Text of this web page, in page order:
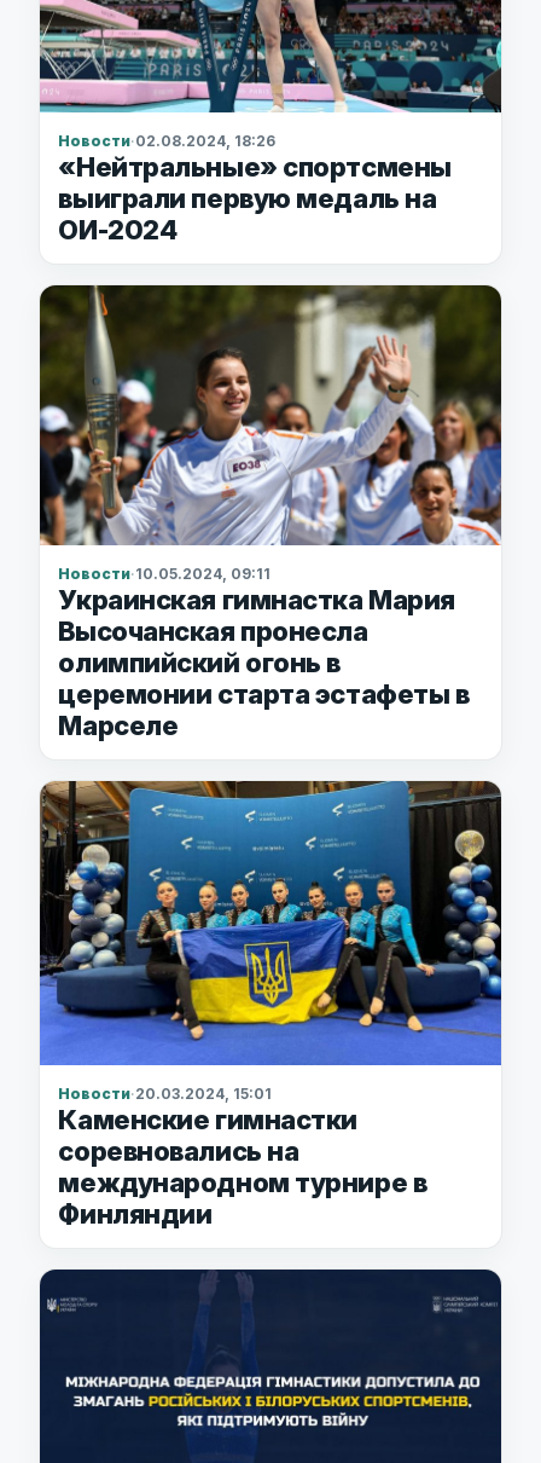
Новости·02.08.2024, 18:26
«Нейтральные» спортсмены
выиграли первую медаль на
ОИ-2024
Новости·10.05.2024, 09:11
Украинская гимнастка Мария
Высочанская пронесла
олимпийский огонь в
церемонии старта эстафеты в
Марселе
Новости·20.03.2024, 15:01
Каменские гимнастки
соревновались на
международном турнире в
Финляндии